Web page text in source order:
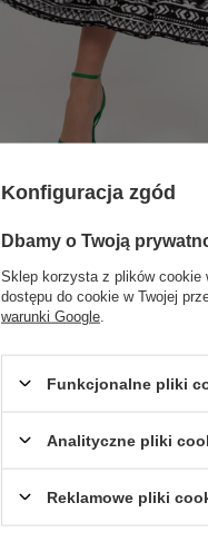
Konfiguracja zgód
Dbamy o Twoją
Sklep korzysta z plików cookie
dostępu do cookie w Twojej
warunki Google
Funkcjonalne pliki
Analityczne pliki
Reklamowe pliki